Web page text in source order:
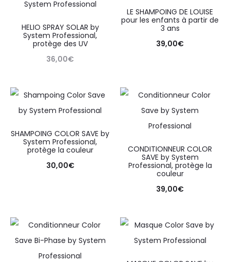
HELIO SPRAY SOLAR by
System Professional,
protège des UV
36,00€
LE SHAMPOING DE LOUISE
pour les enfants à partir de
3 ans
39,00€
SHAMPOING COLOR SAVE by
System Professional,
protège la couleur
30,00€
CONDITIONNEUR COLOR
SAVE by System
Professional, protège la
couleur
39,00€